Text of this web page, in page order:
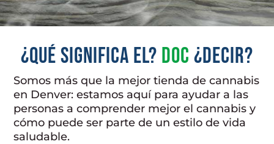
¿Qué significa el? Doc ¿decir?
Somos más que la mejor tienda de cannabis
en Denver: estamos aquí para ayudar a las
personas a comprender mejor el cannabis y
cómo puede ser parte de un estilo de vida
saludable.